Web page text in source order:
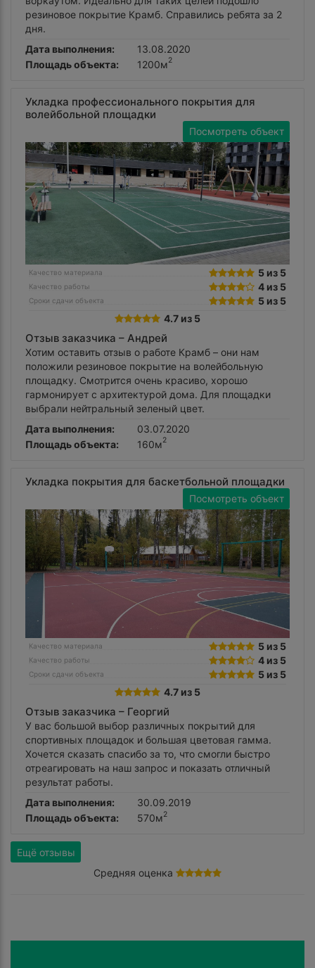
резиновое покрытие Крамб. Справились ребята за 2
дня.
Дата выполнения:
13.08.2020
Площадь объекта:
1200м2
Укладка профессионального покрытия для
волейбольной площадки
Посмотреть объект
Качество материала 5 из 5
Качество работы 4 из 5
Сроки сдачи объекта
5 из 5
4.7 из 5
Отзыв заказчика – Андрей
Хотим оставить отзыв о работе Крамб – они нам
положили резиновое покрытие на волейбольную
площадку. Смотрится очень красиво, хорошо
гармонирует с архитектурой дома. Для площадки
выбрали нейтральный зеленый цвет.
Дата выполнения:
03.07.2020
Площадь объекта:
160м2
Укладка покрытия для баскетбольной площадки
Посмотреть объект
Качество материала 5 из 5
Качество работы 4 из 5
Сроки сдачи объекта
5 из 5
4.7 из 5
Отзыв заказчика – Георгий
У вас большой выбор различных покрытий для
спортивных площадок и большая цветовая гамма.
Хочется сказать спасибо за то, что смогли быстро
отреагировать на наш запрос и показать отличный
результат работы.
Дата выполнения:
30.09.2019
Площадь объекта:
570м2
Ещё отзывы
Средняя оценка